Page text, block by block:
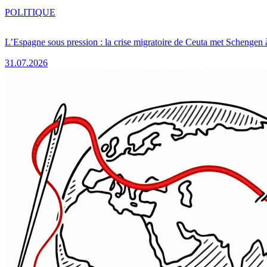
L’Espagne sous pression : la crise migratoire de Ceuta met Schengen
31.07.2026
POLITIQUE